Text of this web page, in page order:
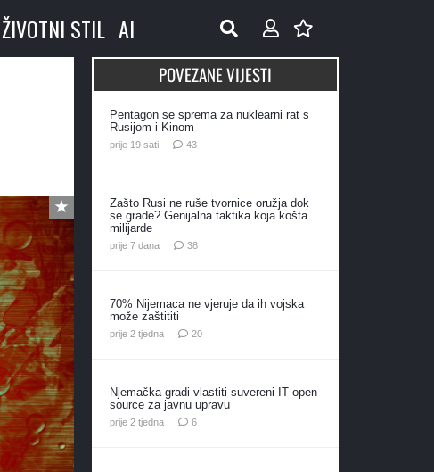
ŽIVOTNI STIL AI
POVEZANE VIJESTI
Pentagon se sprema za nuklearni rat s
Rusijom i Kinom
prije 19 sati 43komentara
Zašto Rusi ne ruše tvornice oružja dok
se grade? Genijalna taktika koja košta
milijarde
prije 7 dana 38komentara
70% Nijemaca ne vjeruje da ih vojska
može zaštititi
prije 2 tjedna 20komentara
Njemačka gradi vlastiti suvereni IT open
source za javnu upravu
prije 2 tjedna 6komentara